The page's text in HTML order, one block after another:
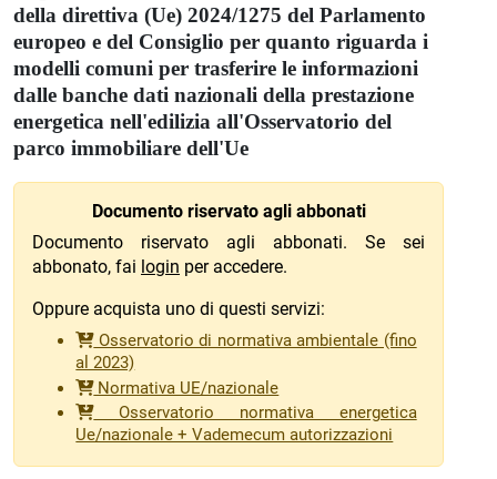
della direttiva (Ue) 2024/1275 del Parlamento
europeo e del Consiglio per quanto riguarda i
modelli comuni per trasferire le informazioni
dalle banche dati nazionali della prestazione
energetica nell'edilizia all'Osservatorio del
parco immobiliare dell'Ue
Documento riservato agli abbonati
Documento riservato agli abbonati. Se sei
abbonato, fai login per accedere.
Oppure acquista uno di questi servizi:
Osservatorio di normativa ambientale (fino
al 2023)
Normativa UE/nazionale
Osservatorio normativa energetica
Ue/nazionale + Vademecum autorizzazioni